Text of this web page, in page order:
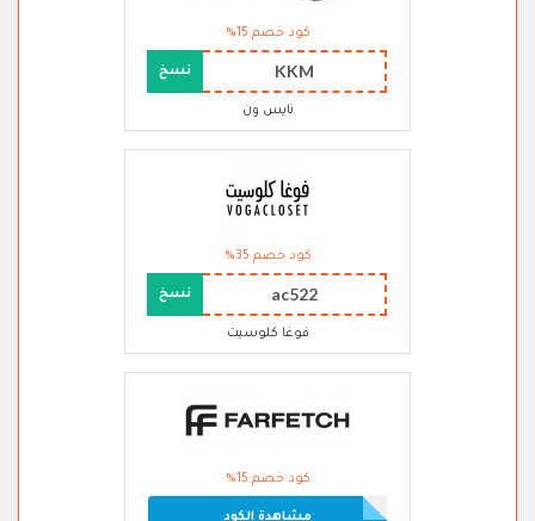
كود خصم 15%
KKM نسخ
نايس ون
كود خصم 35%
ac522 نسخ
فوغا كلوسيت
كود خصم 15%
مشاهدة الكود